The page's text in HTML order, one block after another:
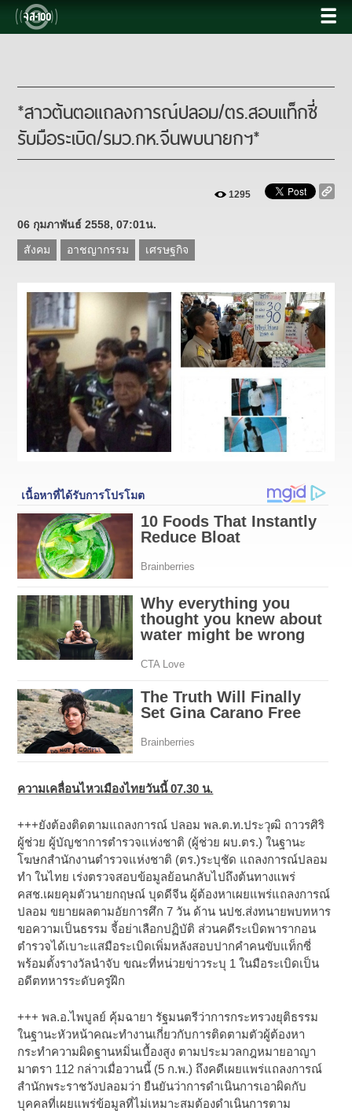
*สาวต้นตอแถลงการณ์ปลอม/ตร.สอบแท็กซี่
รับมือระเบิด/รมว.กห.จีนพบนายกฯ*
1295
06 กุมภาพันธ์ 2558, 07:01น.
สังคม
อาชญากรรม เศรษฐกิจ
ความเคลื่อนไหวเมืองไทยวันนี้ 07.30 น.
+++ยังต้องติดตามแถลงการณ์ ปลอม พล.ต.ท.ประวุฒิ ถาวรศิริ
ผู้ช่วย ผู้บัญชาการตำรวจแห่งชาติ (ผู้ช่วย ผบ.ตร.) ในฐานะ
โฆษกสำนักงานตำรวจแห่งชาติ (ตร.)ระบุชัด แถลงการณ์ปลอม
ทำ ในไทย เร่งตรวจสอบข้อมูลย้อนกลับไปถึงต้นทางแพร่
คสช.เผยคุมตัวนายกฤษณ์ บุดดีจีน ผู้ต้องหาเผยแพร่แถลงการณ์
ปลอม ขยายผลตามอัยการศึก 7 วัน ด้าน นปช.ส่งทนายพบทหาร
ขอความเป็นธรรม จี้อย่าเลือกปฏิบัติ ส่วนคดีระเบิดพารากอน
ตำรวจได้เบาะแสมือระเบิดเพิ่มหลังสอบปากคำคนขับแท็กซี่
พร้อมตั้งรางวัลนำจับ ขณะที่หน่วยข่าวระบุ 1 ในมือระเบิดเป็น
อดีตทหารระดับครูฝึก
+++ พล.อ.ไพบูลย์ คุ้มฉายา รัฐมนตรีว่าการกระทรวงยุติธรรม
ในฐานะหัวหน้าคณะทำงานเกี่ยวกับการติดตามตัวผู้ต้องหา
กระทำความผิดฐานหมิ่นเบื้องสูง ตามประมวลกฎหมายอาญา
มาตรา 112 กล่าวเมื่อวานนี้ (5 ก.พ.) ถึงคดีเผยแพร่แถลงการณ์
สำนักพระราชวังปลอมว่า ยืนยันว่าการดำเนินการเอาผิดกับ
บุคคลที่เผยแพร่ข้อมูลที่ไม่เหมาะสมต้องดำเนินการตาม